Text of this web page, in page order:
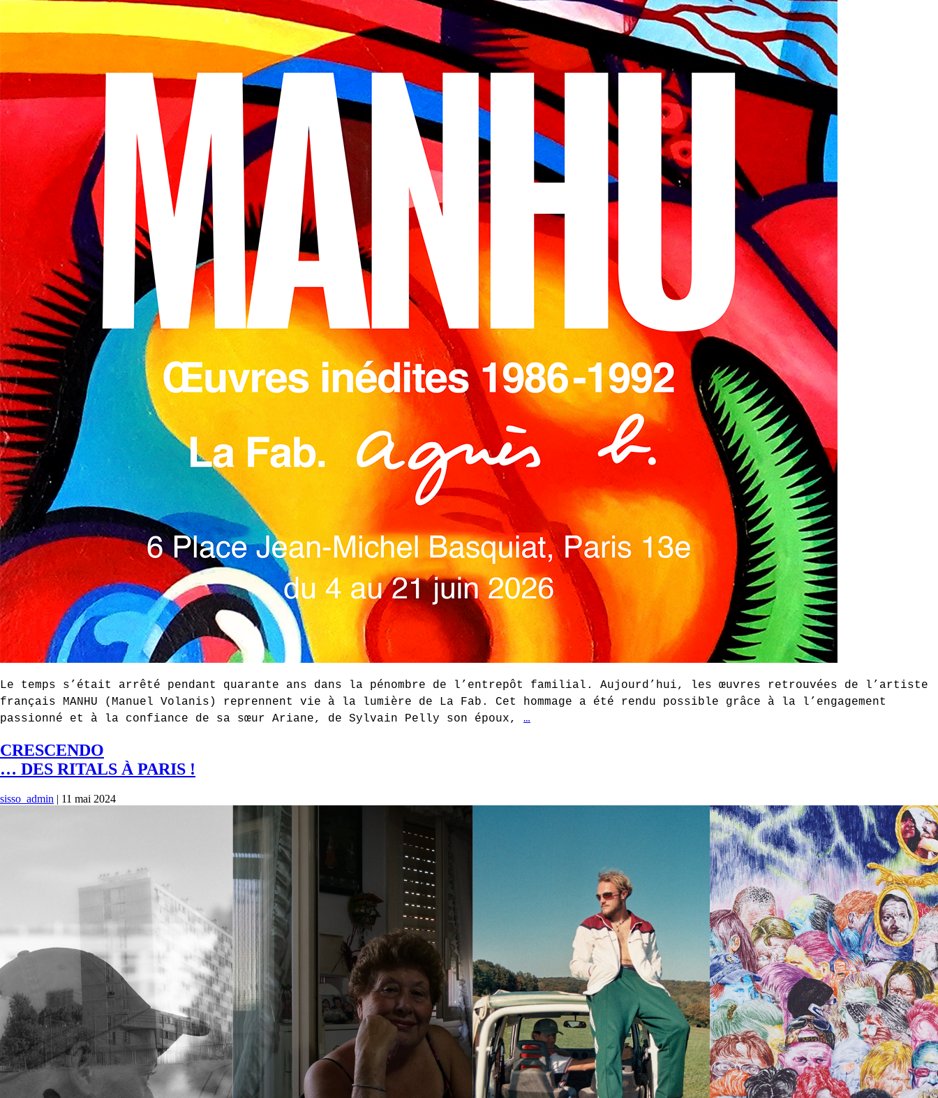
INFOS PRATIQUES
BILLETTERIE
Le temps s’était arrêté pendant quarante ans dans la pénombre de l’entrepôt familial. Aujourd’hui, les œuvres retrouvées de l’artiste
français MANHU (Manuel Volanis) reprennent vie à la lumière de La Fab. Cet hommage a été rendu possible grâce à la l’engagement
passionné et à la confiance de sa sœur Ariane, de Sylvain Pelly son époux, …
CRESCENDO
… DES RITALS À PARIS !
sisso_admin | 11 mai 2024